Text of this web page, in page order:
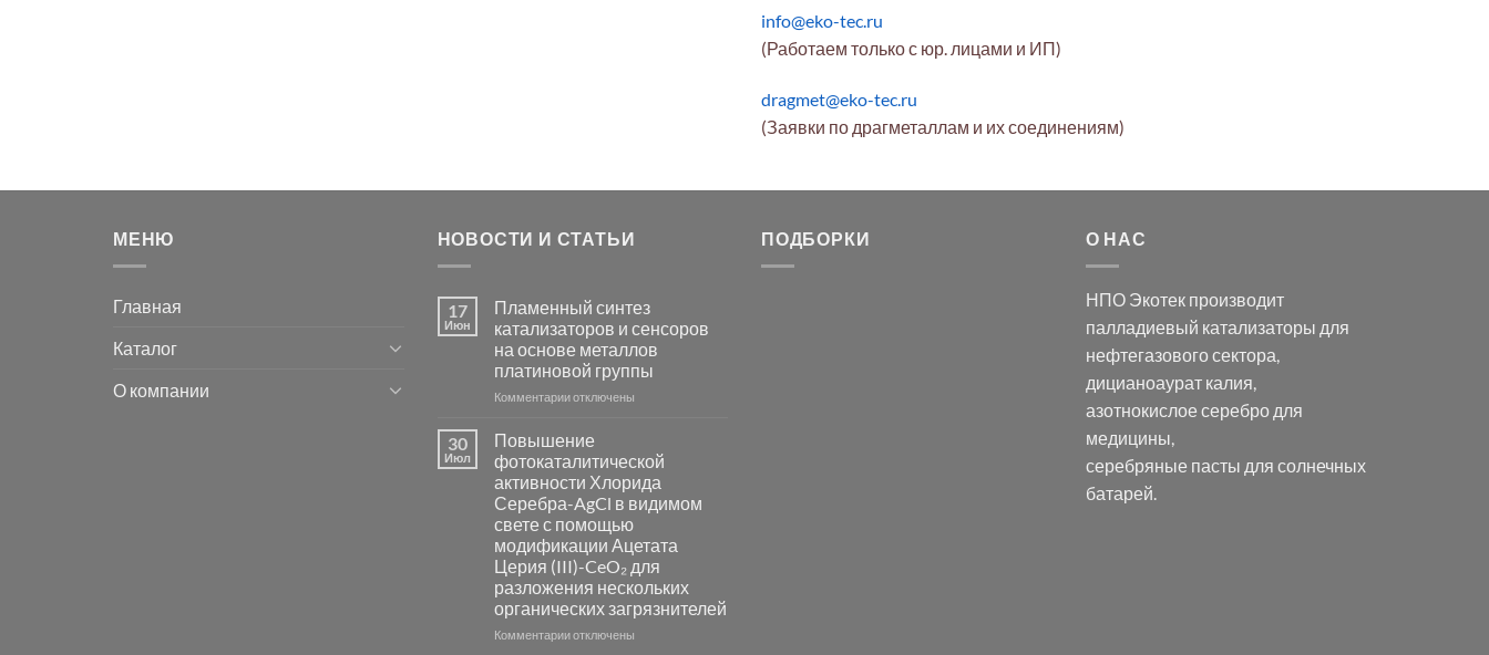
info@eko-tec.ru
(Работаем только с юр. лицами и ИП)
dragmet@eko-tec.ru
(Заявки по драгметаллам и их соединениям)
МЕНЮ
Главная
Каталог
О компании
НОВОСТИ И СТАТЬИ
17
Июн
Пламенный синтез
катализаторов и сенсоров
на основе металлов
платиновой группы
Комментариик
синтез
катализаторов
и
сенсоров
на
основе
металлов
платиновой
отключены
30
Июл
Повышение
фотокаталитической
активности Хлорида
Серебра-AgCl в видимом
свете с помощью
модификации Ацетата
Церия (III)-CeO₂ для
разложения нескольких
органических загрязнителей
Комментариикотключены
ПОДБОРКИ О НАС
НПО Экотек производит
палладиевый катализаторы для
нефтегазового сектора,
дицианоаурат калия
азотнокислое серебродля
медицины,
серебряные пасты для солнечных
батарей.